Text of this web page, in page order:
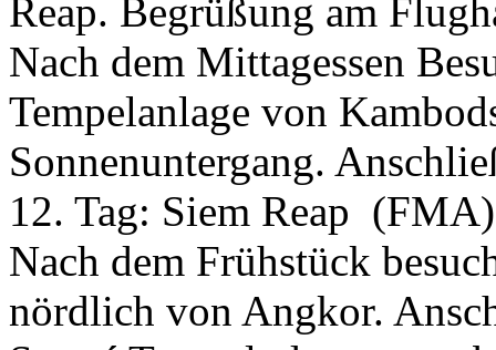
Reap. Begrüßung am
Nach dem Mittagessen
Tempelanlage von
Sonnenuntergang.
12. Tag: Siem Reap (FMA)
Nach dem Frühstück
nördlich von Angkor.